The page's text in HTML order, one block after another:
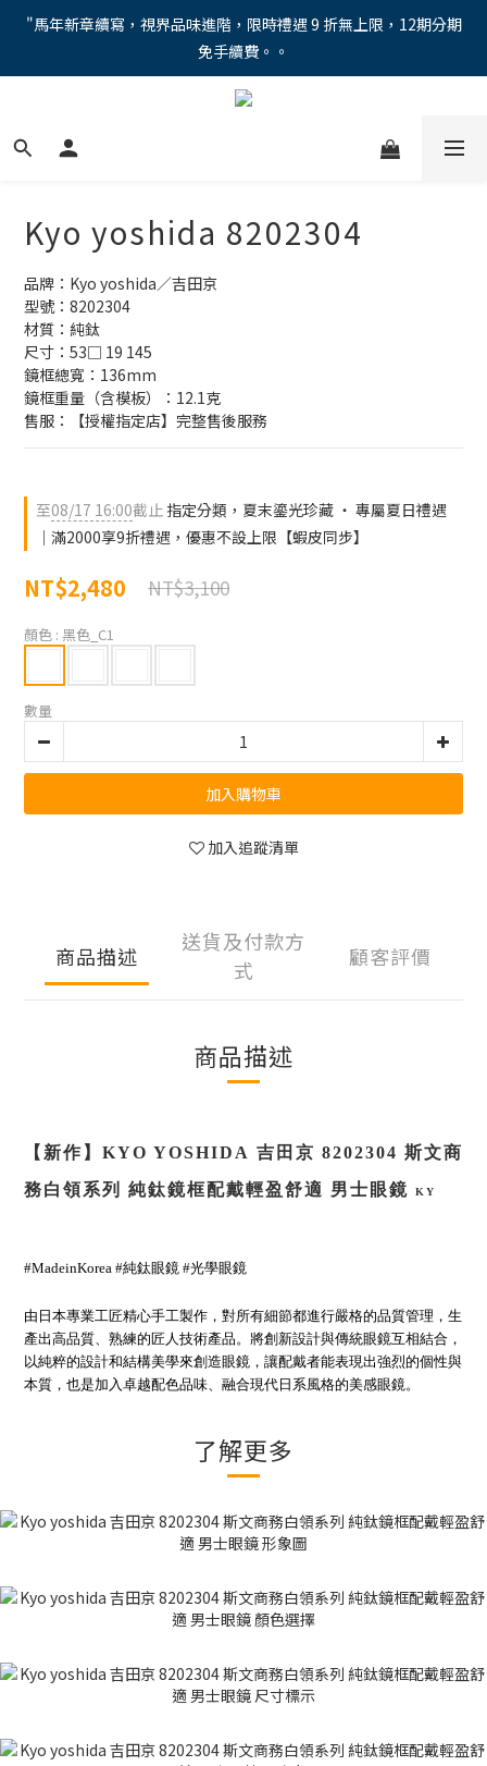
"馬年新章續寫，視界品味進階，限時禮遇 9 折無上限，12期分期
免手續費。。
"馬年新章續寫，視界品味進階，限時禮遇 9 折無上限，12期分期
免手續費。。
全新上市【全視線第九代變色鏡片GEN S】，門市配鏡享限時體驗
"馬年新章續寫，視界品味進階，限時禮遇 9 折無上限，12期分期
免手續費。。
Kyo yoshida 8202304
品牌：Kyo yoshida／吉田京
型號：8202304
材質：純鈦
尺寸：53□ 19 145
鏡框總寬：136mm
鏡框重量（含模板）：12.1克
售服：【授權指定店】完整售後服務
至08/17 16:00截止 指定分類，夏末鎏光珍藏 ‧ 專屬夏日禮遇
｜滿2000享9折禮遇，優惠不設上限【蝦皮同步】
NT$2,480 NT$3,100
顏色 : 黑色_C1
數量
加入購物車
加入追蹤清單
商品描述
送貨及付款方
式
顧客評價
商品描述
【新作】 KYO YOSHIDA 吉田京 8202304 斯文商
務白領系列 純鈦鏡框配戴輕盈舒適 男士眼鏡
KY
#MadeinKorea #純鈦眼鏡 #光學眼鏡
由日本專業工匠精心手工製作，對所有細節都進行嚴格的品質管理，生
產出高品質、熟練的匠人技術產品。將創新設計與傳統眼鏡互相結合，
以純粹的設計和結構美學來創造眼鏡，讓配戴者能表現出強烈的個性與
本質，也是加入卓越配色品味、融合現代日系風格的美感眼鏡。
了解更多